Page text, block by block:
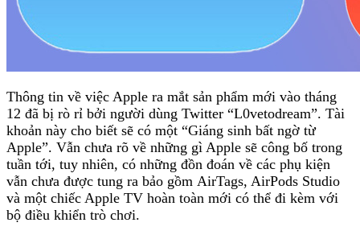
Thông tin về việc Apple ra mắt sản phẩm mới vào tháng
12 đã bị rò rỉ bởi người dùng Twitter “L0vetodream”. Tài
khoản này cho biết sẽ có một “Giáng sinh bất ngờ từ
Apple”. Vẫn chưa rõ về những gì Apple sẽ công bố trong
tuần tới, tuy nhiên, có những đồn đoán về các phụ kiện
vẫn chưa được tung ra bảo gồm AirTags, AirPods Studio
và một chiếc Apple TV hoàn toàn mới có thể đi kèm với
bộ điều khiển trò chơi.